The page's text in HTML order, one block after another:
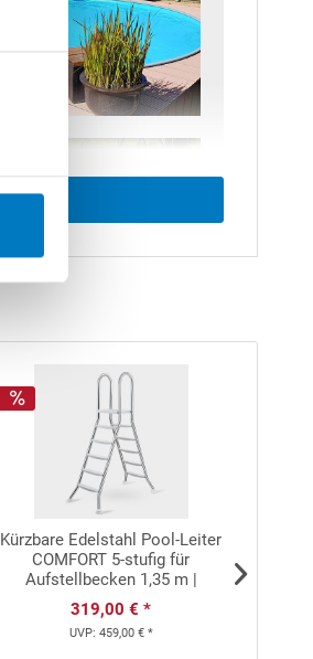
Kürzbare Edelstahl Pool-Leiter
COMFORT 5-stufig für
Aufstellbecken 1,35 m |
ASTRALPOOL
319,00 € *
UVP: 459,00 € *